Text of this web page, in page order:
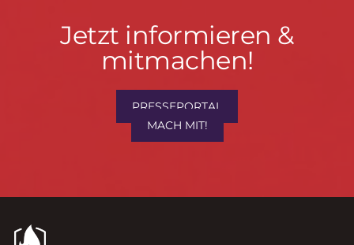
Jetzt
informieren
mitmachen!
Jetzt informieren &
mitmachen!
PRESSEPORTAL
MACH MIT!